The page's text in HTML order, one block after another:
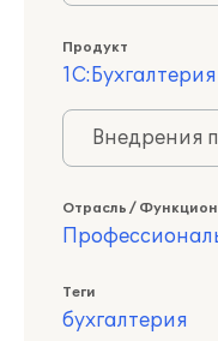
Продукт
Внедрения
Отрасль /
Теги
бухгалтерия